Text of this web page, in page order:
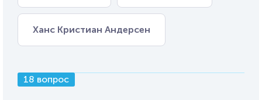
Ханс Кристиан Андерсен
18 вопрос